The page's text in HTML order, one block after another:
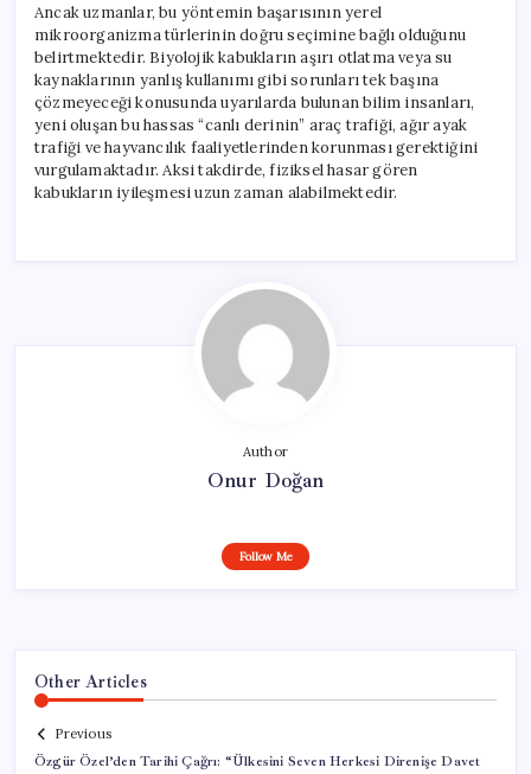
Ancak uzmanlar, bu yöntemin başarısının yerel
mikroorganizma türlerinin doğru seçimine bağlı olduğunu
belirtmektedir. Biyolojik kabukların aşırı otlatma veya su
kaynaklarının yanlış kullanımı gibi sorunları tek başına
çözmeyeceği konusunda uyarılarda bulunan bilim insanları,
yeni oluşan bu hassas “canlı derinin” araç trafiği, ağır ayak
trafiği ve hayvancılık faaliyetlerinden korunması gerektiğini
vurgulamaktadır. Aksi takdirde, fiziksel hasar gören
kabukların iyileşmesi uzun zaman alabilmektedir.
Author
Onur Doğan
Follow Me
Other Articles
Previous
Özgür Özel’den Tarihi Çağrı: “Ülkesini Seven Herkesi Direnişe Davet